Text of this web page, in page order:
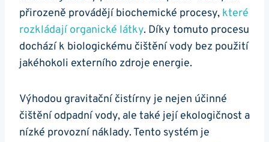
přirozeně provádějí biochemické procesy, které
rozkládají organické látky. Díky tomuto procesu
dochází k biologickému čištění vody bez použití
jakéhokoli externího zdroje energie.
Výhodou gravitační čistírny je nejen účinné
čištění odpadní vody, ale také její ekologičnost a
nízké provozní náklady. Tento systém je